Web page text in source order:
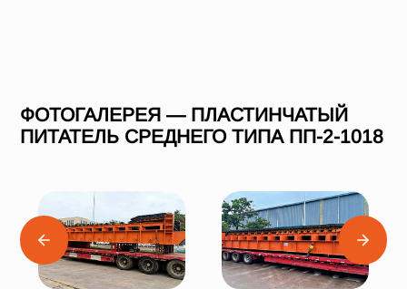
ФОТОГАЛЕРЕЯ — ПЛАСТИНЧАТЫЙ
ПИТАТЕЛЬ СРЕДНЕГО ТИПА ПП-2-1018